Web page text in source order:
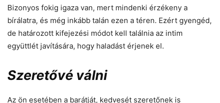
Bizonyos fokig igaza van, mert mindenki érzékeny a
bírálatra, és még inkább talán ezen a téren. Ezért gyengéd,
de határozott kifejezési módot kell találnia az intim
együttlét javítására, hogy haladást érjenek el.
Szeretővé válni
Az ön esetében a barátját, kedvesét szeretőnek is